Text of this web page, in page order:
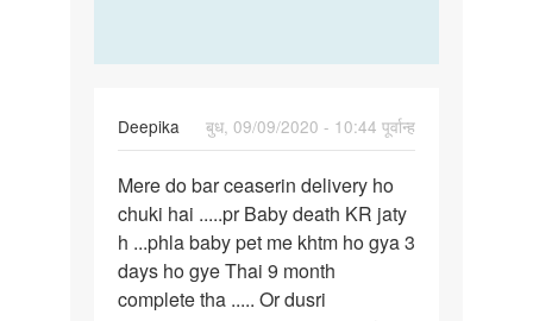
Deepika
बुध, 09/09/2020 - 10:44 पूर्वान्ह
Mere
do
bar
ceaserin…
Mere do bar ceaserin delivery ho
chuki hai .....pr Baby death KR jaty
h ...phla baby pet me khtm ho gya 3
days ho gye Thai 9 month
complete tha ..... Or dusri